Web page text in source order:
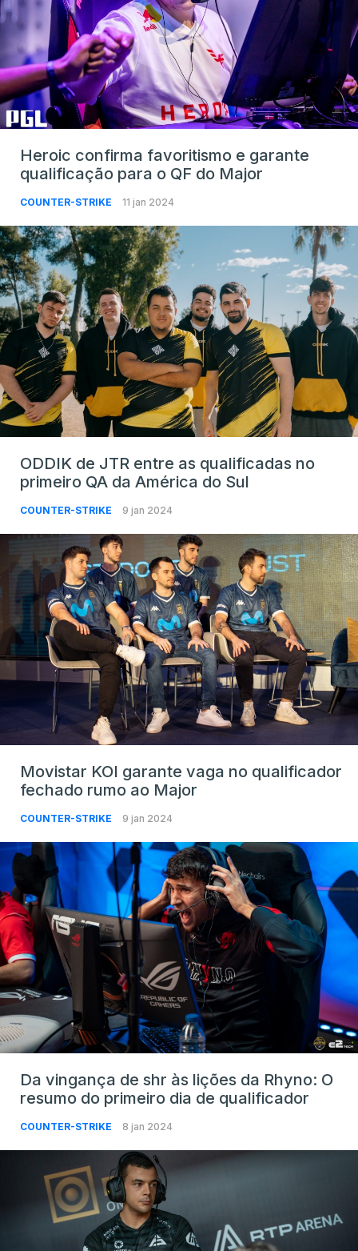
Heroic confirma favoritismo e garante
qualificação para o QF do Major
COUNTER-STRIKE 11 jan 2024
ODDIK de JTR entre as qualificadas no
primeiro QA da América do Sul
COUNTER-STRIKE 9 jan 2024
Movistar KOI garante vaga no qualificador
fechado rumo ao Major
COUNTER-STRIKE 9 jan 2024
Da vingança de shr às lições da Rhyno: O
resumo do primeiro dia de qualificador
COUNTER-STRIKE 8 jan 2024